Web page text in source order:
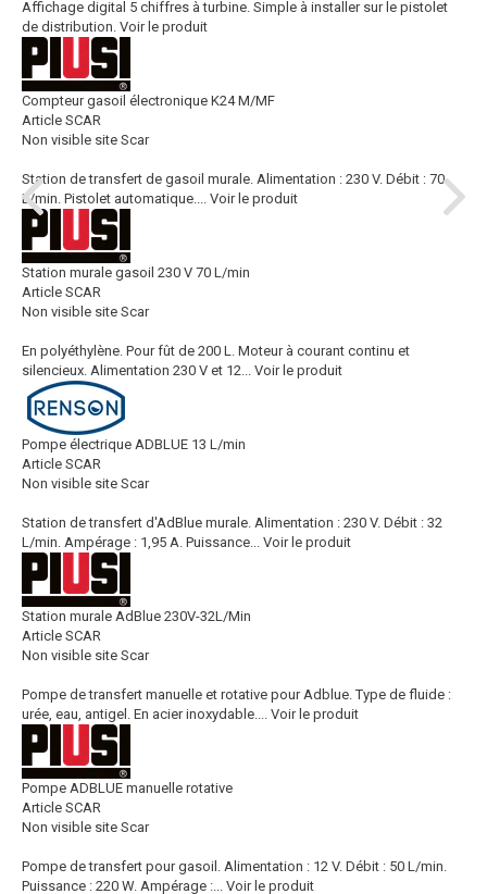
Affichage digital 5 chiffres à turbine. Simple à installer sur le pistolet
de distribution. Voir le produit
Compteur gasoil électronique K24 M/MF
Article SCAR
Non visible site Scar
Station de transfert de gasoil murale. Alimentation : 230 V. Débit : 70
L/min. Pistolet automatique....
Voir le produit
Station murale gasoil 230 V 70 L/min
Article SCAR
Non visible site Scar
En polyéthylène. Pour fût de 200 L. Moteur à courant continu et
silencieux. Alimentation 230 V et 12...
Voir le produit
Pompe électrique ADBLUE 13 L/min
Article SCAR
Non visible site Scar
Station de transfert d'AdBlue murale. Alimentation : 230 V. Débit : 32
L/min. Ampérage : 1,95 A. Puissance...
Voir le produit
Station murale AdBlue 230V-32L/Min
Article SCAR
Non visible site Scar
Pompe de transfert manuelle et rotative pour Adblue. Type de fluide :
urée, eau, antigel. En acier inoxydable....
Voir le produit
Pompe ADBLUE manuelle rotative
Article SCAR
Non visible site Scar
Pompe de transfert pour gasoil. Alimentation : 12 V. Débit : 50 L/min.
Puissance : 220 W. Ampérage :...
Voir le produit